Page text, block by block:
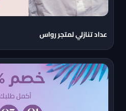
عداد تنازلي لمتجر رواس